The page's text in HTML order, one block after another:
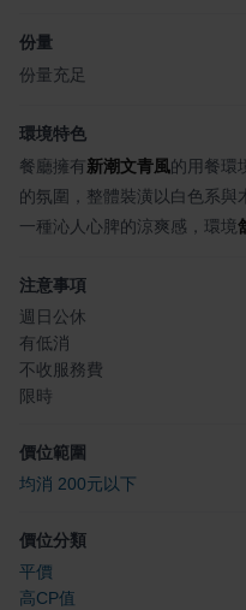
份量
份量充足
環境特色
餐廳擁有 新潮文青風的用餐環
的氛圍，整體裝潢以白色系與
一種沁人心脾的涼爽感，環境
注意事項
週日公休
有低消
不收服務費
限時
價位範圍
均消 200元以下
價位分類
平價
高CP值